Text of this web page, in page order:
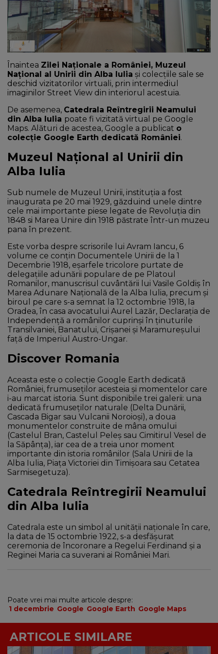
NEWS
CONTUL MEU
Înaintea Zilei Naționale a României, Muzeul
Național al Unirii din Alba Iulia și colecțiile sale se
deschid vizitatorilor virtuali, prin intermediul
imaginilor Street View din interiorul acestuia.
De asemenea, Catedrala Reîntregirii Neamului
din Alba Iulia poate fi vizitată virtual pe Google
Maps. Alături de acestea, Google a publicat o
colecție Google Earth dedicată României.
Muzeul Național al Unirii din
Alba Iulia
Sub numele de Muzeul Unirii, instituția a fost
inaugurata pe 20 mai 1929, găzduind unele dintre
cele mai importante piese legate de Revoluția din
1848 si Marea Unire din 1918 păstrate într-un muzeu
pana în prezent.
Este vorba despre scrisorile lui Avram Iancu, 6
volume ce conțin Documentele Unirii de la 1
Decembrie 1918, eșarfele tricolore purtate de
delegațiile adunării populare de pe Platoul
Romanilor, manuscrisul cuvântării lui Vasile Goldiș în
Marea Adunare Națională de la Alba Iulia, precum și
biroul pe care s-a semnat la 12 octombrie 1918, la
Oradea, în casa avocatului Aurel Lazăr, Declarația de
Independenţă a românilor cuprinși în ținuturile
Transilvaniei, Banatului, Crişanei şi Maramureşului
faţă de Imperiul Austro-Ungar.
Discover Romania
Aceasta este o colecție Google Earth dedicată
României, frumuseților acesteia și momentelor care
i-au marcat istoria. Sunt disponibile trei galerii: una
dedicată frumuseților naturale (Delta Dunării,
Cascada Bigar sau Vulcanii Noroioși), a doua
monumentelor construite de mâna omului
(Castelul Bran, Castelul Peleș sau Cimitirul Vesel de
la Săpânța), iar cea de a treia unor moment
importante din istoria românilor (Sala Unirii de la
Alba Iulia, Piața Victoriei din Timișoara sau Cetatea
Sarmisegetuza).
Catedrala Reîntregirii Neamului
din Alba Iulia
Catedrala este un simbol al unității naționale în care,
la data de 15 octombrie 1922, s-a desfășurat
ceremonia de încoronare a Regelui Ferdinand și a
Reginei Maria ca suverani ai României Mari.
Poate vrei mai multe articole despre:
1 decembrie Google Google Earth Google Maps
ARTICOLE SIMILARE